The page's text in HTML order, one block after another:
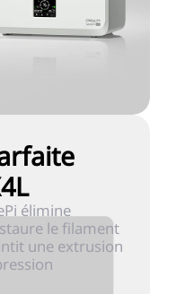
élimine
le filament
une extrusion